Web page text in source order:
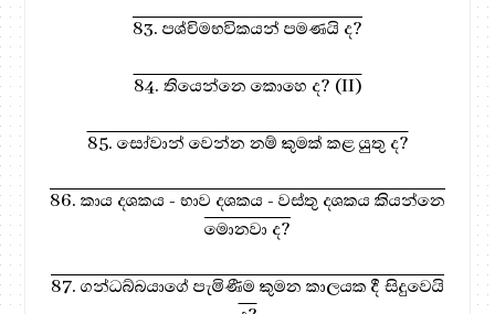
83. පශ්චිමභවිකයන් පමණයි ද?
84. තියෙන්නෙ කොහෙ ද? (II)
85. සෝවාන් වෙන්න නම් කුමක් කළ යුතු ද?
86. කාය දශකය - භාව දශකය - වස්තු දශකය කියන්නෙ
මොනවා ද?
87. ගන්ධබ්බයාගේ පැමිණීම කුමන කාලයක දී සිදුවෙයි